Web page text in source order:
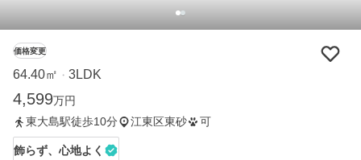
価格変更
64.40㎡ ・ 3LDK
4,599万円
東大島駅徒歩10分
江東区東砂 可
飾らず、心地よく